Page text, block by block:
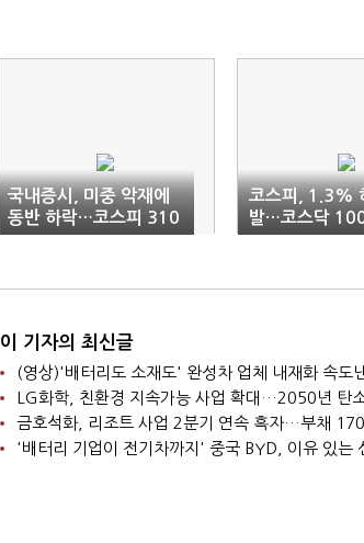
국내증시, 미중 악재에
동반 하락…코스피 310
0선 깨져
코스피, 1.3%
발…코스닥
져
이 기자의 최신글
(영상)'배터리도 소재도' 완성차 업체 내재화 속도
LG화학, 친환경 지속가능 사업 확대…2050년 탄
금호석화, 리조트 사업 2분기 연속 흑자…부채
'배터리 기업이 전기차까지' 중국 BYD, 이유 있는